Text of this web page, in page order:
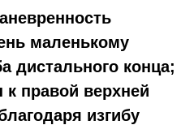
маленькому
дистального конца;
к правой верхней
изгибу